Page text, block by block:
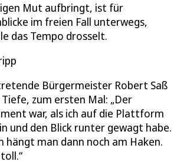
Mut aufbringt, ist für
im freien Fall unterwegs,
das Tempo drosselt.
Bürgermeister Robert Saß
zum ersten Mal: „Der
war, als ich auf die Plattform
und den Blick runter gewagt habe.
hängt man dann noch am Haken.